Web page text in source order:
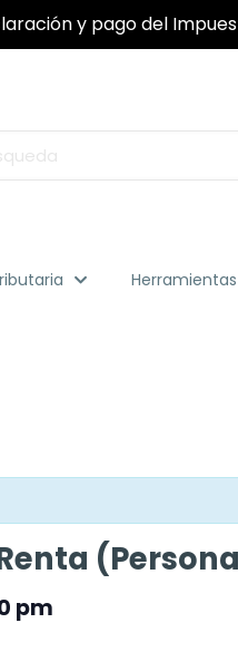
y pago del
Herramientas
pm